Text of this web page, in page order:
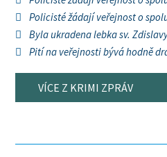
Policisté žádají veřejnost o
Byla ukradena lebka sv.
Pití na veřejnosti bývá hodně
VÍCE Z KRIMI ZPRÁV